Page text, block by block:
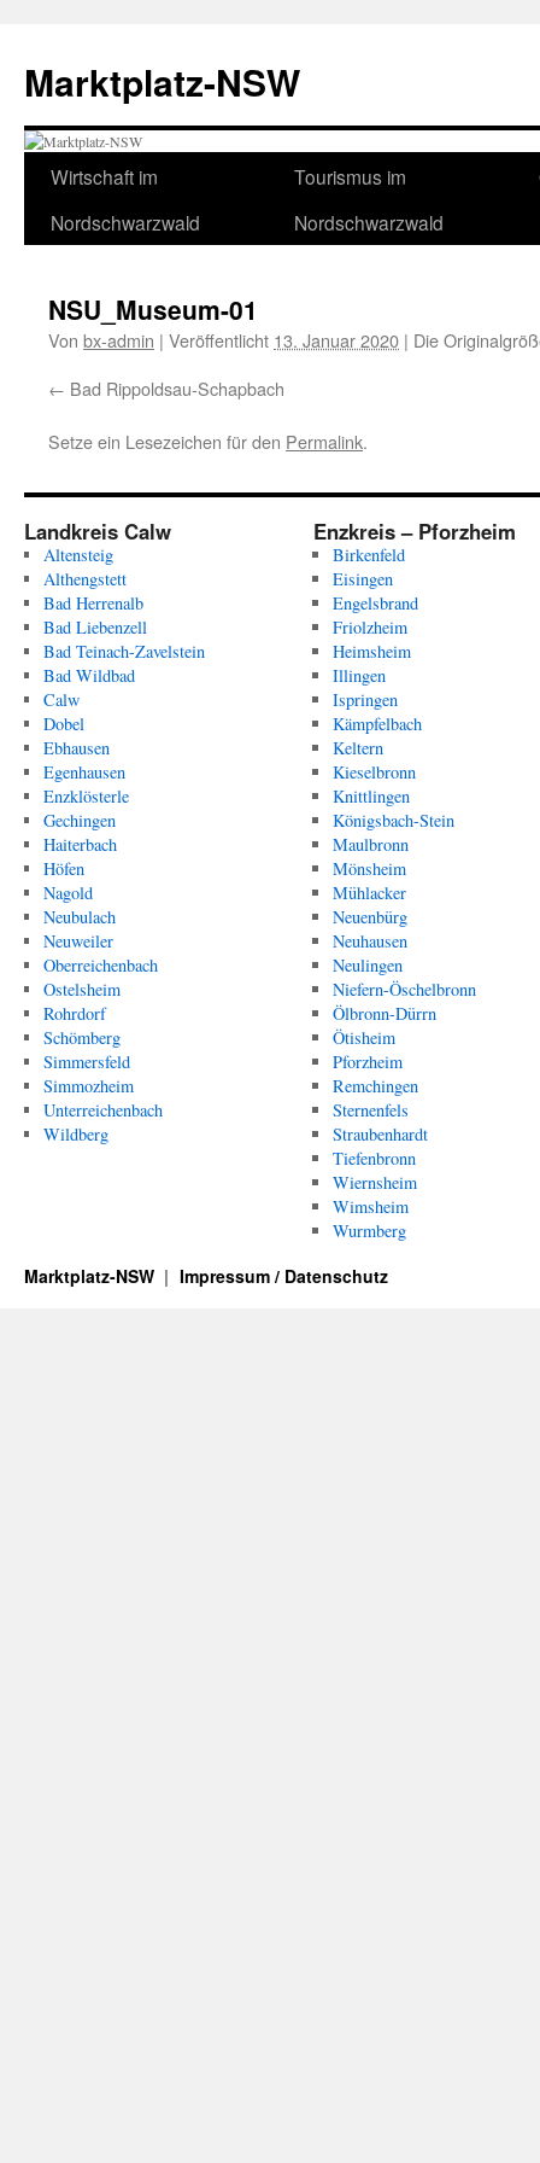
springen
Marktplatz-NSW
Wirtschaft im
Nordschwarzwald
Tourismus im
Nordschwarzwald
NSU_Museum-01
Von bx-admin | Veröffentlicht 13. Januar 2020 | Die
Bad Rippoldsau-Schapbach
Setze ein Lesezeichen für den Permalink.
Landkreis Calw
Altensteig
Althengstett
Bad Herrenalb
Bad Liebenzell
Bad Teinach-Zavelstein
Bad Wildbad
Calw
Dobel
Ebhausen
Egenhausen
Enzklösterle
Gechingen
Haiterbach
Höfen
Nagold
Neubulach
Neuweiler
Oberreichenbach
Ostelsheim
Rohrdorf
Schömberg
Simmersfeld
Simmozheim
Unterreichenbach
Wildberg
Enzkreis – Pforzheim
Birkenfeld
Eisingen
Engelsbrand
Friolzheim
Heimsheim
Illingen
Ispringen
Kämpfelbach
Keltern
Kieselbronn
Knittlingen
Königsbach-Stein
Maulbronn
Mönsheim
Mühlacker
Neuenbürg
Neuhausen
Neulingen
Niefern-Öschelbronn
Ölbronn-Dürrn
Ötisheim
Pforzheim
Remchingen
Sternenfels
Straubenhardt
Tiefenbronn
Wiernsheim
Wimsheim
Wurmberg
Marktplatz-NSW Impressum / Datenschutz